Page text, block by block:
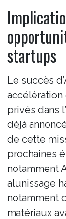
startups
Le succès
privés dans
déjà
de cette
prochaines
notamment
alunissage
notamment
matériaux